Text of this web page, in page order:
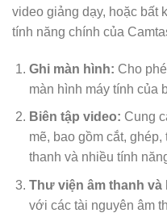
video giảng dạy, hoặc bất
tính năng chính của
Ghi màn hình: Cho
màn hình máy tính của
Biên tập video: Cung
mẽ, bao gồm cắt,
thanh và nhiều tính
Thư viện âm thanh và
với các tài nguyên âm